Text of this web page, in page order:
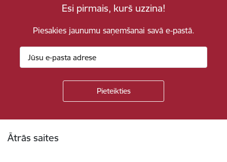
Esi pirmais, kurš uzzina!
Piesakies jaunumu saņemšanai savā e-pastā.
Ātrās saites